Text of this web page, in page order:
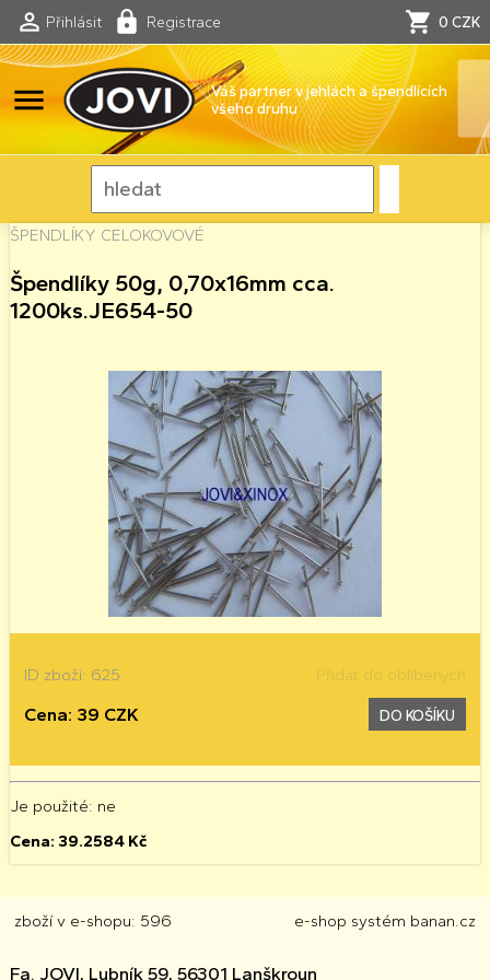
Přihlásit Registrace 0 CZK
menu
Váš partner v jehlách a špendlících
všeho druhu
ŠPENDLÍKY CELOKOVOVÉ
Špendlíky 50g, 0,70x16mm cca.
1200ks.JE654-50
ID zboží: 625 Přidat do oblíbených
Cena: 39 CZK DO KOŠÍKU
Je použité: ne
Cena: 39.2584Kč
zboží v e-shopu: 596 e-shop systém banan.cz
Fa. JOVI, Lubník 59, 56301 Lanškroun